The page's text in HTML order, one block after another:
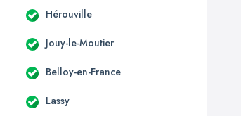
Hérouville
Jouy-le-Moutier
Belloy-en-France
Lassy